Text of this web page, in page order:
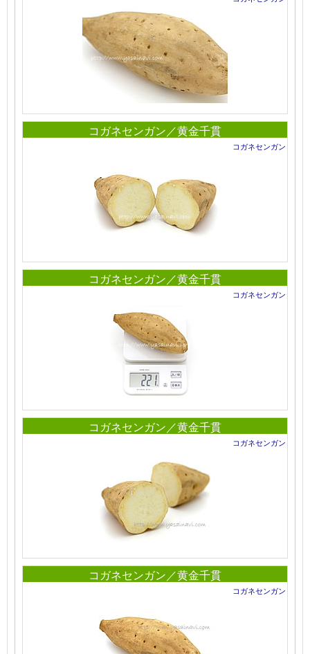
コガネセンガン／黄金千貫
コガネセンガン
コガネセンガン／黄金千貫
コガネセンガン
コガネセンガン／黄金千貫
コガネセンガン
コガネセンガン／黄金千貫
コガネセンガン